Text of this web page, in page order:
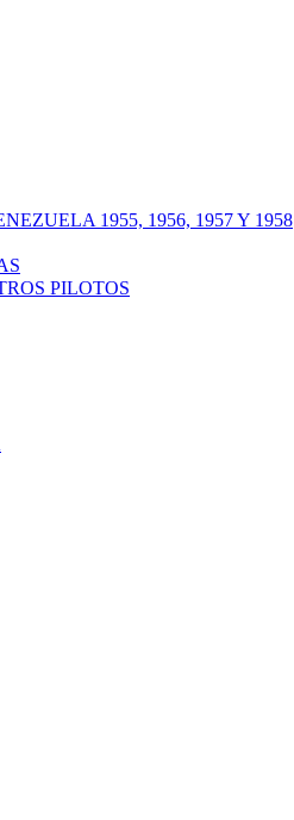
1955, 1956, 1957 Y 1958
PILOTOS